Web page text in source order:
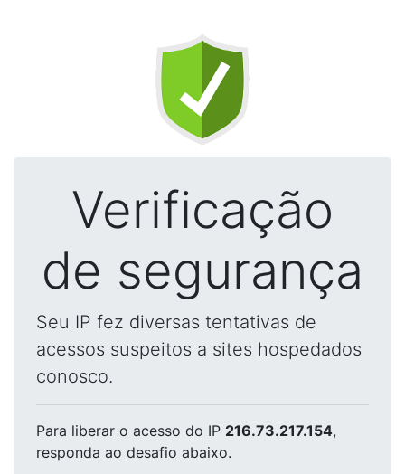
Verificação
de segurança
Seu IP fez diversas tentativas de
acessos suspeitos a sites hospedados
conosco.
Para liberar o acesso do IP 216.73.217.154,
responda ao desafio abaixo.